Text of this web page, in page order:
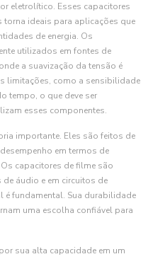
eletrolítico. Esses capacitores
ideais para aplicações que
de energia. Os
utilizados em fontes de
a suavização da tensão é
limitações, como a sensibilidade
tempo, o que deve ser
esses componentes.
importante. Eles são feitos de
em termos de
capacitores de filme são
áudio e em circuitos de
fundamental. Sua durabilidade
uma escolha confiável para
sua alta capacidade em um